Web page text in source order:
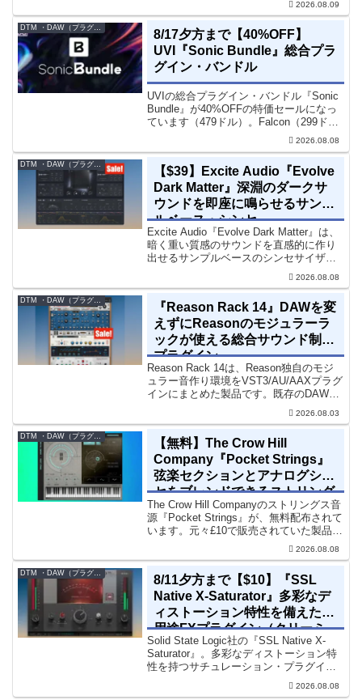
質感をミックスに加えることができる
「8kHz」に特化したコンソー...
2026.08.09
DTM ・DAW（プラグイン、シンセなど）のセール情報
8/17夕方まで【40%OFF】
UVI『Sonic Bundle』総合プラ
グイン・バンドル
UVIの総合プラグイン・バンドル『Sonic
Bundle』が40%OFFの特価セールになっ
ています（479ドル）。Falcon（299ド
ル）も入っています。UVI Sonic Bundle
2026.08.08
【$39】Excite Audio『Evolve
Dark Matter』深淵のダークサ
ウンドを即座に鳴らせるサンプ
ルベース・シンセ
Excite Audio『Evolve Dark Matter』は、
暗く重い質感のサウンドを直感的に作り
出せるサンプルベースのシンセサイザー
です。ダークD&Bやアトモスフェリッ
ク・テクノ、シネマティック作品に適し
2026.08.08
DTM ・DAW（プラグイン、シンセなど）のセール情報
『Reason Rack 14』DAWを変
えずにReasonのモジュラーラ
ックが使える総合サウンド制作
プラグイン
Reason Rack 14は、Reason独自のモジ
ュラー音作り環境をVST3/AU/AAXプラグ
インにまとめた製品です。既存のDAWを
乗り換えることなく、68種類のシンセや
エフェクト、CV配線をそのままトラック
2026.08.03
DTM ・DAW（プラグイン、シンセなど）のセール情報
【無料】The Crow Hill
Company『Pocket Strings』
弦楽セクションとアナログシン
セをブレンドできるストリング
ス音源プラグイン
The Crow Hill Companyのストリングス音
源『Pocket Strings』が、無料配布されて
います。元々£10で販売されていた製品で
す。『Pocket Strings』についてPocket
2026.08.08
8/11夕方まで【$10】『SSL
Native X-Saturator』多彩なデ
ィストーション特性を備えた多
用途FXプラグイン（クリーミ
ィ＆ウォームなサウンド）
Solid State Logic社の『SSL Native X-
Saturator』。多彩なディストーション特
性を持つサチュレーション・プラグイン
です。音楽制作者、エンジニアの間でも
評価の高い製品です。競合するサチュレ
2026.08.08